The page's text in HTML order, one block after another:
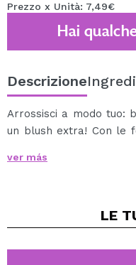
Prezzo x Unità: 7,49€
Hai
Descrizione
Arrossisci a modo tuo:
un blush extra! Con le
per un blush senza
ialuronico e vitamina
Scegli il tuo set:
ver más
LE